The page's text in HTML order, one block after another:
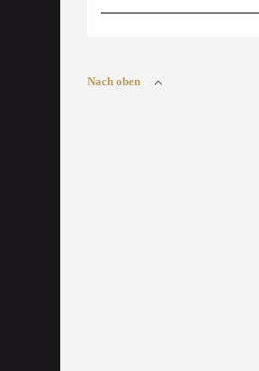
Nach oben